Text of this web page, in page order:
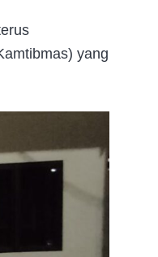
yang